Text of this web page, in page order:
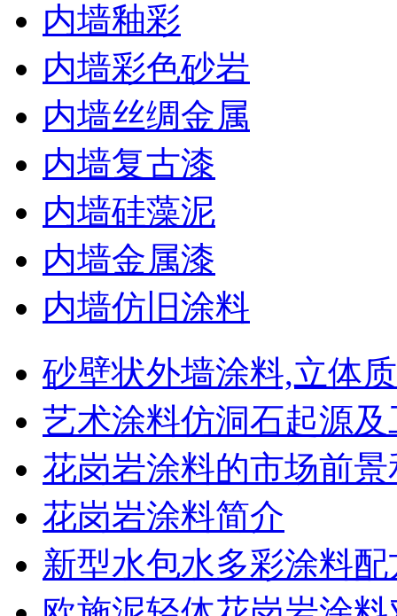
内墙釉彩
内墙彩色砂岩
内墙丝绸金属
内墙复古漆
内墙硅藻泥
内墙金属漆
内墙仿旧涂料
砂壁状外墙涂料,立体
艺术涂料仿洞石起源
花岗岩涂料的市场前
花岗岩涂料简介
新型水包水多彩涂料